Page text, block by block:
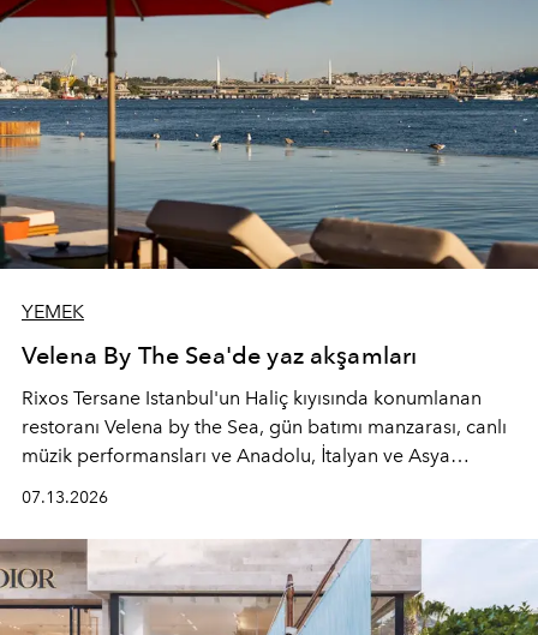
YEMEK
Velena By The Sea'de yaz akşamları
Rixos Tersane Istanbul'un Haliç kıyısında konumlanan
restoranı Velena by the Sea, gün batımı manzarası, canlı
müzik performansları ve Anadolu, İtalyan ve Asya
devam ediyor.
07.13.2026